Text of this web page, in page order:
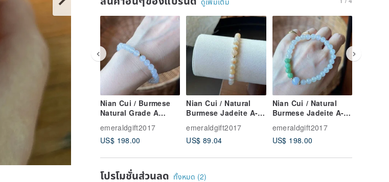
Nian Cui / Burmese
Natural Grade A
Luminous, Gel-like,
Pure White Jadeite
emeraldgift2017
US$ 198.00
Nian Cui / Natural
Burmese Jadeite A-
Honey Swirl Jadeite
Bracelet
emeraldgift2017
US$ 89.04
Nian Cui / Natural
Burmese Jadeite A-
Translucent,
Luminous Green,
Three-Color Jadeite
emeraldgift2017
US$ 198.00
โปรโมชั่นส่วนลด ทั้งหมด (2)